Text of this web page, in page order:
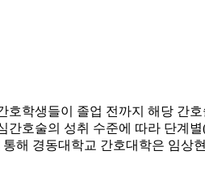
호학생들이 졸업 전까지 해당 간
간호술의 성취 수준에 따라 단계
해 경동대학교 간호대학은 임